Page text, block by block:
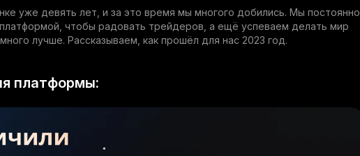
уже девять лет, и за это время мы многого добились. Мы постоянно
чтобы радовать трейдеров, а ещё успеваем делать мир
лучше. Рассказываем, как прошёл для нас 2023 год.
платформы: